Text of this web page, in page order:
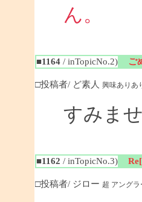
ん。
■1164/ inTopicNo.2) ご
□投稿者/ ど素人 興味ありあ
すみま
■1162 / inTopicNo.3)
□投稿者/ ジロー 超 アングラ